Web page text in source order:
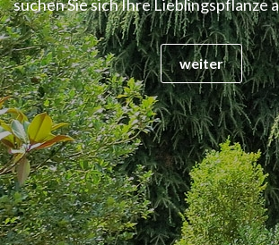
suchen Sie sich Ihre Lieblingspflanze
weiter